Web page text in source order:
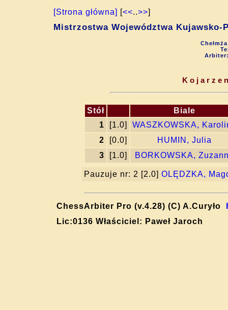
[Strona główna] [<<..>>]
Mistrzostwa Województwa Kujawsko-
Stół
Biale
1
[1.0]
WASZKOWSKA,
2
[0.0]
HUMIN, Julia
3
[1.0] BORKOWSKA,
Pauzuje nr: 2 [2.0] OLĘDZKA,
ChessArbiter Pro (v.4.28) (C) A.Curyło
Lic:0136 Właściciel: Paweł Jaroch